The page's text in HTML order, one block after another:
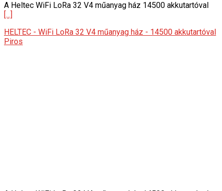
A Heltec WiFi LoRa 32 V4 műanyag ház 14500 akkutartóval
[...]
HELTEC - WiFi LoRa 32 V4 műanyag ház - 14500 akkutartóval
Piros